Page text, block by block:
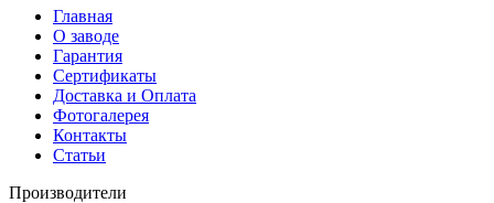
Главная
О заводе
Гарантия
Сертификаты
Доставка и Оплата
Фотогалерея
Контакты
Статьи
Производители